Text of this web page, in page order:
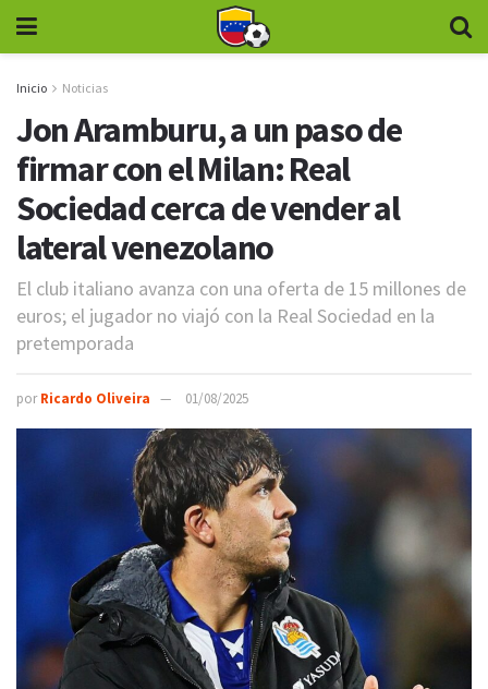
Inicio Noticias
Jon Aramburu, a un paso de
firmar con el Milan: Real
Sociedad cerca de vender al
lateral venezolano
El club italiano avanza con una oferta de 15 millones de
euros; el jugador no viajó con la Real Sociedad en la
pretemporada
por Ricardo Oliveira 01/08/2025